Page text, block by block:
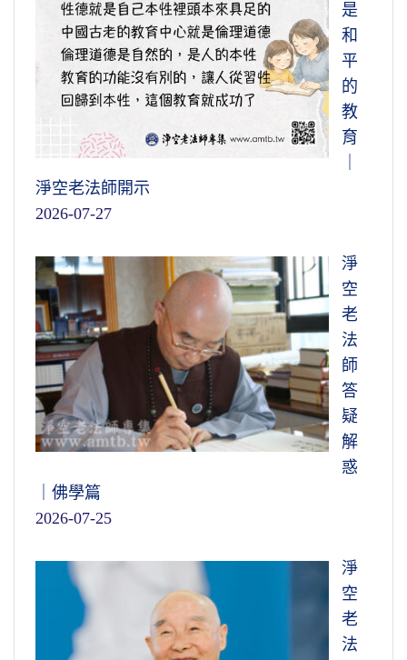
是
和
平
的
教
育
淨空老法師開示
2026-07-27
淨
空
老
法
師
答
疑
解
惑
｜佛學篇
2026-07-25
淨
空
老
法